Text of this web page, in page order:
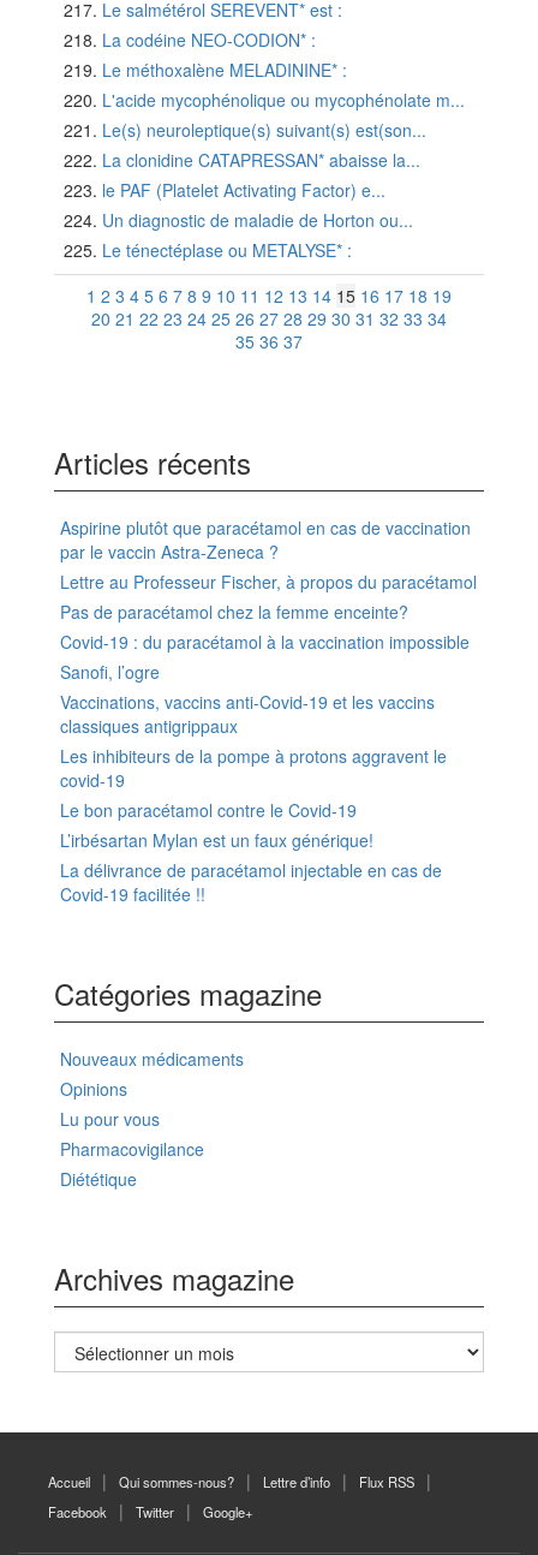
Le salmétérol SEREVENT* est :
La codéine NEO-CODION* :
Le méthoxalène MELADININE* :
L'acide mycophénolique ou mycophénolate m...
Le(s) neuroleptique(s) suivant(s) est(son...
La clonidine CATAPRESSAN* abaisse la...
le PAF (Platelet Activating Factor) e...
Un diagnostic de maladie de Horton ou...
Le ténectéplase ou METALYSE* :
1 2 3 4 5 6 7 8 9 10 11 12 13 14 15 16 17 18 19
20 21 22 23 24 25 26 27 28 29 30 31 32 33 34
35 36 37
Articles récents
Aspirine plutôt que paracétamol en cas de vaccination
par le vaccin Astra-Zeneca ?
Lettre au Professeur Fischer, à propos du paracétamol
Pas de paracétamol chez la femme enceinte?
Covid-19 : du paracétamol à la vaccination impossible
Sanofi, l’ogre
Vaccinations, vaccins anti-Covid-19 et les vaccins
classiques antigrippaux
Les inhibiteurs de la pompe à protons aggravent le
covid-19
Le bon paracétamol contre le Covid-19
L’irbésartan Mylan est un faux générique!
La délivrance de paracétamol injectable en cas de
Covid-19 facilitée !!
Catégories magazine
Nouveaux médicaments
Opinions
Lu pour vous
Pharmacovigilance
Diététique
Archives magazine
Archives
magazine
Accueil Qui sommes-nous? Lettre d’info
Flux RSS
Facebook
Twitter Google+